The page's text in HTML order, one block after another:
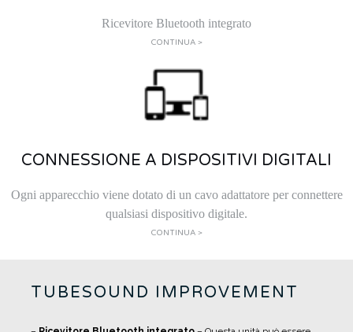
Ricevitore Bluetooth integrato
CONTINUA >
CONNESSIONE A DISPOSITIVI DIGITALI
Ogni apparecchio viene dotato di un cavo adattatore per connettere
qualsiasi dispositivo digitale.
CONTINUA >
TUBESOUND IMPROVEMENT